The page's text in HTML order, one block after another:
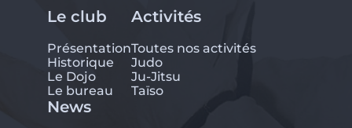
Le club
Présentation
Historique
Le Dojo
Le bureau
Activités
Toutes nos activités
Judo
Ju-Jitsu
Taïso
News